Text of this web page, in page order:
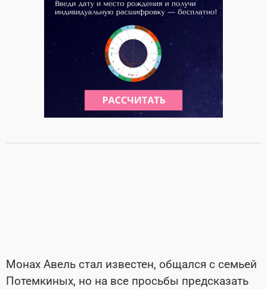
Монах Авель стал известен, общался с семьей
Потемкиных, но на все просьбы предсказать